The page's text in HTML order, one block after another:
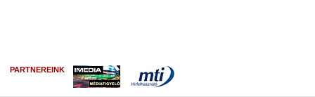
PARTNEREINK